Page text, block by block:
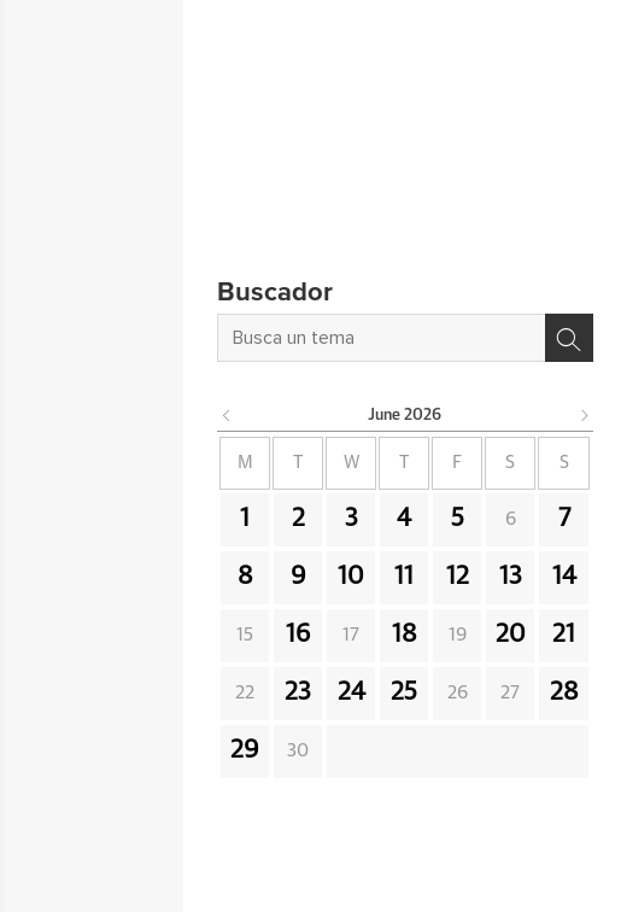
Buscador
June 2026
M W F S S
1 2 3 4 5 6 7
8 9 10 11 12 13 14
15 16 17 18 19 20 21
22 23 24 25 26 27 28
29 30